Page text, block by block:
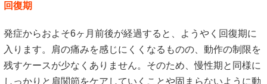
回復期
発症からおよそ6ヶ月前後が経過すると、ようやく回復期に
入ります。肩の痛みを感じにくくなるものの、動作の制限を
残すケースが少なくありません。そのため、慢性期と同様に
しっかりと肩関節をケアしていくことや固まらないように動